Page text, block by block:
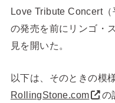
Love Tribute Concert（
の発売を前にリンゴ・
見を開いた。
以下は、そのときの模
RollingStone.com
の